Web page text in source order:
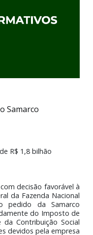
Samarco
de R$ 1,8 bilhão